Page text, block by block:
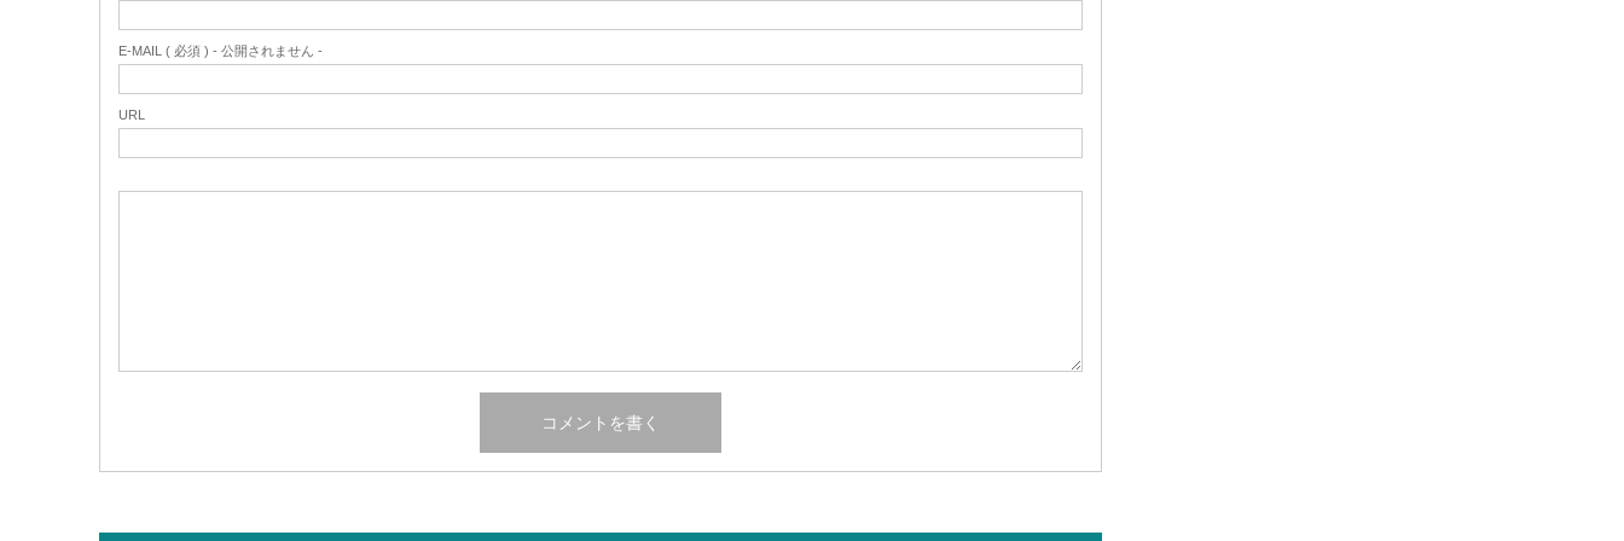
E-MAIL ( 必須 ) - 公開されません -
URL